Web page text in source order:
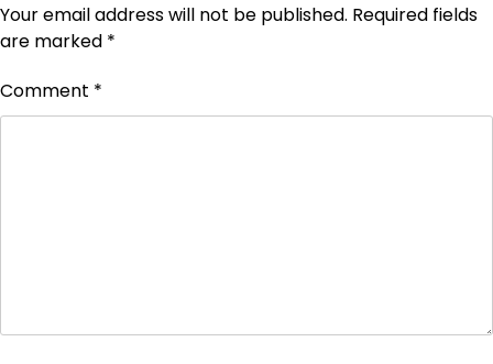
Your email address will not be published. Required fields
are marked *
Comment *